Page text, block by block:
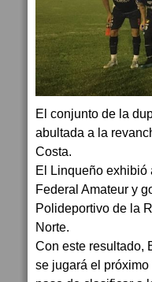
El conjunto de la
abultada a la
Costa.
El Linqueño exhibió
Federal Amateur y
Polideportivo de la
Norte.
Con este resultado,
se jugará el